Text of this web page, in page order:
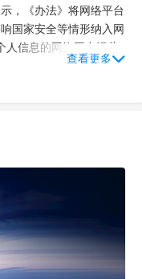
，《办法》将网络平台
国家安全等情形纳入网
信息的网络平台运营
查看更多